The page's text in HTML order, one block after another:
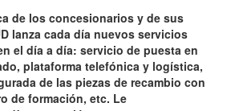
de los concesionarios y de sus
lanza cada día nuevos servicios
el día a día: servicio de puesta en
plataforma telefónica y logística,
de las piezas de recambio con
de formación, etc. Le